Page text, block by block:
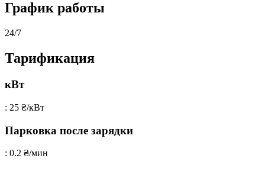
График работы
24/7
Тарификация
кВт
: 25 ₴/кВт
Парковка после зарядки
: 0.2 ₴/мин